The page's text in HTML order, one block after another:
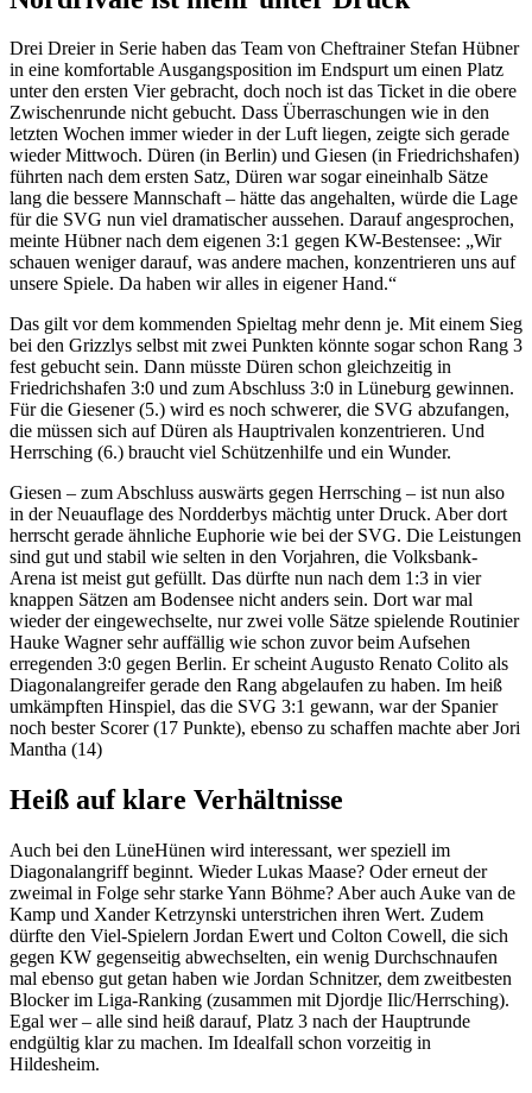
Drei Dreier in Serie haben das Team von Cheftrainer Stefan Hübner
in eine komfortable Ausgangsposition im Endspurt um einen Platz
unter den ersten Vier gebracht, doch noch ist das Ticket in die obere
Zwischenrunde nicht gebucht. Dass Überraschungen wie in den
letzten Wochen immer wieder in der Luft liegen, zeigte sich gerade
wieder Mittwoch. Düren (in Berlin) und Giesen (in Friedrichshafen)
führten nach dem ersten Satz, Düren war sogar eineinhalb Sätze
lang die bessere Mannschaft – hätte das angehalten, würde die Lage
für die SVG nun viel dramatischer aussehen. Darauf angesprochen,
meinte Hübner nach dem eigenen 3:1 gegen KW-Bestensee: „Wir
schauen weniger darauf, was andere machen, konzentrieren uns auf
unsere Spiele. Da haben wir alles in eigener Hand.“
Das gilt vor dem kommenden Spieltag mehr denn je. Mit einem Sieg
bei den Grizzlys selbst mit zwei Punkten könnte sogar schon Rang 3
fest gebucht sein. Dann müsste Düren schon gleichzeitig in
Friedrichshafen 3:0 und zum Abschluss 3:0 in Lüneburg gewinnen.
Für die Giesener (5.) wird es noch schwerer, die SVG abzufangen,
die müssen sich auf Düren als Hauptrivalen konzentrieren. Und
Herrsching (6.) braucht viel Schützenhilfe und ein Wunder.
Giesen – zum Abschluss auswärts gegen Herrsching – ist nun also
in der Neuauflage des Nordderbys mächtig unter Druck. Aber dort
herrscht gerade ähnliche Euphorie wie bei der SVG. Die Leistungen
sind gut und stabil wie selten in den Vorjahren, die Volksbank-
Arena ist meist gut gefüllt. Das dürfte nun nach dem 1:3 in vier
knappen Sätzen am Bodensee nicht anders sein. Dort war mal
wieder der eingewechselte, nur zwei volle Sätze spielende Routinier
Hauke Wagner sehr auffällig wie schon zuvor beim Aufsehen
erregenden 3:0 gegen Berlin. Er scheint Augusto Renato Colito als
Diagonalangreifer gerade den Rang abgelaufen zu haben. Im heiß
umkämpften Hinspiel, das die SVG 3:1 gewann, war der Spanier
noch bester Scorer (17 Punkte), ebenso zu schaffen machte aber Jori
Mantha (14)
Heiß auf klare Verhältnisse
Auch bei den LüneHünen wird interessant, wer speziell im
Diagonalangriff beginnt. Wieder Lukas Maase? Oder erneut der
zweimal in Folge sehr starke Yann Böhme? Aber auch Auke van de
Kamp und Xander Ketrzynski unterstrichen ihren Wert. Zudem
dürfte den Viel-Spielern Jordan Ewert und Colton Cowell, die sich
gegen KW gegenseitig abwechselten, ein wenig Durchschnaufen
mal ebenso gut getan haben wie Jordan Schnitzer, dem zweitbesten
Blocker im Liga-Ranking (zusammen mit Djordje Ilic/Herrsching).
Egal wer – alle sind heiß darauf, Platz 3 nach der Hauptrunde
endgültig klar zu machen. Im Idealfall schon vorzeitig in
Hildesheim.